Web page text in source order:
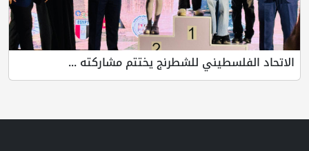
الاتحاد الفلسطيني للشطرنج يختتم مشاركته ...